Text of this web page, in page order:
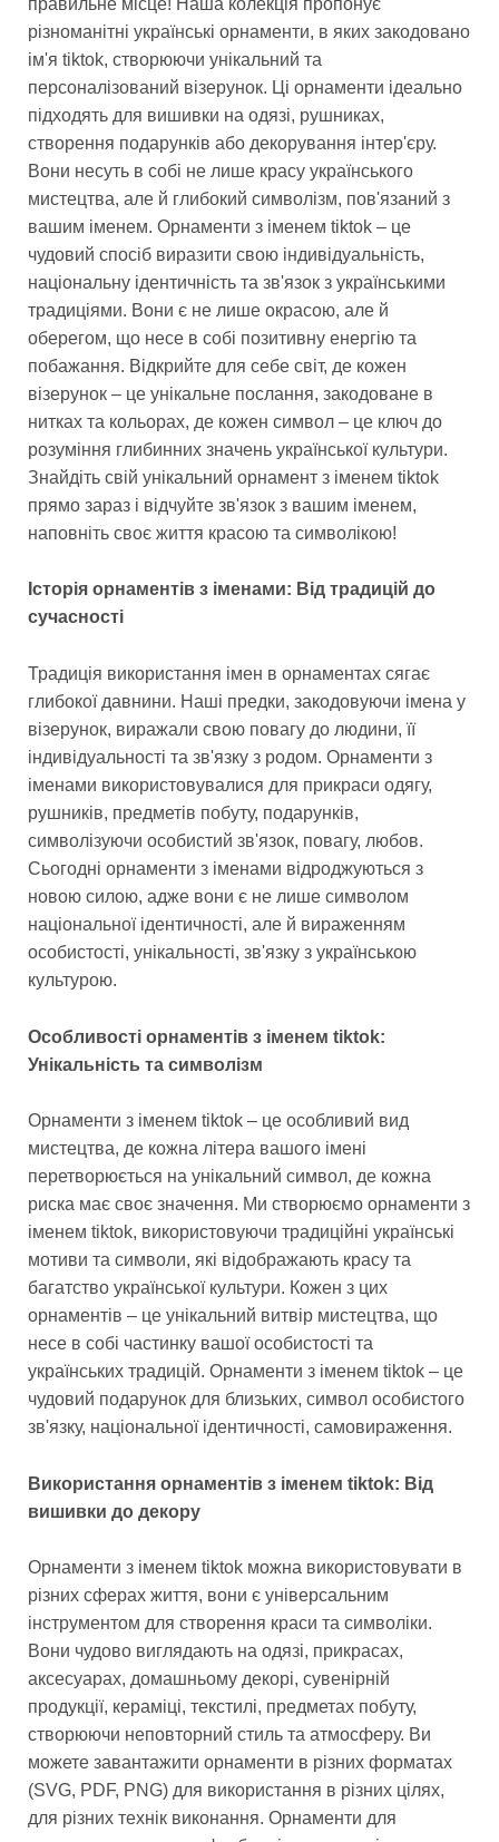
різноманітні українські орнаменти, в яких закодовано
ім'я tiktok, створюючи унікальний та
персоналізований візерунок. Ці орнаменти ідеально
підходять для вишивки на одязі, рушниках,
створення подарунків або декорування інтер'єру.
Вони несуть в собі не лише красу українського
мистецтва, але й глибокий символізм, пов'язаний з
вашим іменем. Орнаменти з іменем tiktok – це
чудовий спосіб виразити свою індивідуальність,
національну ідентичність та зв'язок з українськими
традиціями. Вони є не лише окрасою, але й
оберегом, що несе в собі позитивну енергію та
побажання. Відкрийте для себе світ, де кожен
візерунок – це унікальне послання, закодоване в
нитках та кольорах, де кожен символ – це ключ до
розуміння глибинних значень української культури.
Знайдіть свій унікальний орнамент з іменем tiktok
прямо зараз і відчуйте зв'язок з вашим іменем,
наповніть своє життя красою та символікою!
Історія орнаментів з іменами: Від традицій до
сучасності
Традиція використання імен в орнаментах сягає
глибокої давнини. Наші предки, закодовуючи імена у
візерунок, виражали свою повагу до людини, її
індивідуальності та зв'язку з родом. Орнаменти з
іменами використовувалися для прикраси одягу,
рушників, предметів побуту, подарунків,
символізуючи особистий зв'язок, повагу, любов.
Сьогодні орнаменти з іменами відроджуються з
новою силою, адже вони є не лише символом
національної ідентичності, але й вираженням
особистості, унікальності, зв'язку з українською
культурою.
Особливості орнаментів з іменем tiktok:
Унікальність та символізм
Орнаменти з іменем tiktok – це особливий вид
мистецтва, де кожна літера вашого імені
перетворюється на унікальний символ, де кожна
риска має своє значення. Ми створюємо орнаменти з
іменем tiktok, використовуючи традиційні українські
мотиви та символи, які відображають красу та
багатство української культури. Кожен з цих
орнаментів – це унікальний витвір мистецтва, що
несе в собі частинку вашої особистості та
українських традицій. Орнаменти з іменем tiktok – це
чудовий подарунок для близьких, символ особистого
зв'язку, національної ідентичності, самовираження.
Використання орнаментів з іменем tiktok: Від
вишивки до декору
Орнаменти з іменем tiktok можна використовувати в
різних сферах життя, вони є універсальним
інструментом для створення краси та символіки.
Вони чудово виглядають на одязі, прикрасах,
аксесуарах, домашньому декорі, сувенірній
продукції, кераміці, текстилі, предметах побуту,
створюючи неповторний стиль та атмосферу. Ви
можете завантажити орнаменти в різних форматах
(SVG, PDF, PNG) для використання в різних цілях,
для різних технік виконання. Орнаменти для